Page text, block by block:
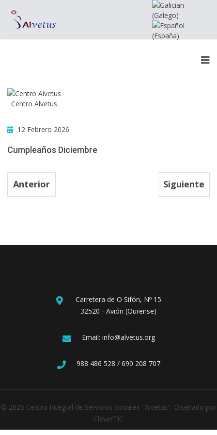
Centro Alvetus
12 Febrero 2026
Cumpleaños Diciembre
Anterior Siguiente
Carretera de O Sifón, Nº 15
32520 - Avión (Ourense)
Email: info@alvetus.org
988 486 528 / 690 208 707
© 2025 Centro Integral de Servicios Sociales "Alvetus". Diseñado por
CleverTIC